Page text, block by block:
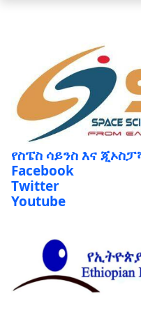
የስፔስ ሳይንስ እና
Facebook
Twitter
Youtube